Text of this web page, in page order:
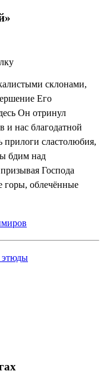
склонами,
Его
Он отринул
и нас благодатной
прилоги сластолюбия,
бдим над
Господа
горы, облечённые
этюды